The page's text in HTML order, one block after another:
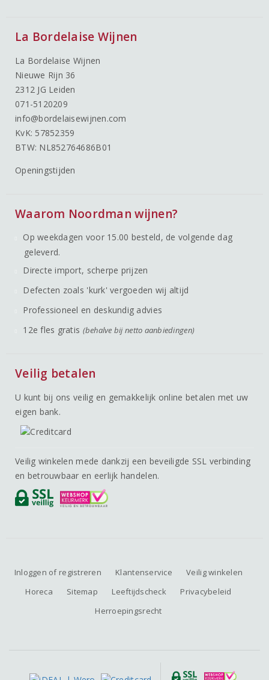
La Bordelaise Wijnen
La Bordelaise Wijnen
Nieuwe Rijn 36
2312 JG Leiden
071-5120209
info@bordelaisewijnen.com
KvK: 57852359
BTW: NL852764686B01
Openingstijden
Waarom Noordman wijnen?
Op weekdagen voor 15.00 besteld, de volgende dag
geleverd.
Directe import, scherpe prijzen
Defecten zoals 'kurk' vergoeden wij altijd
Professioneel en deskundig advies
12e fles gratis (behalve bij netto aanbiedingen)
Veilig betalen
U kunt bij ons veilig en gemakkelijk online betalen met uw
eigen bank.
Veilig winkelen mede dankzij een beveiligde SSL verbinding
en betrouwbaar en eerlijk handelen.
Inloggen of registreren Klantenservice
Veilig winkelen
Horeca
Sitemap Leeftijdscheck
Privacybeleid
Herroepingsrecht